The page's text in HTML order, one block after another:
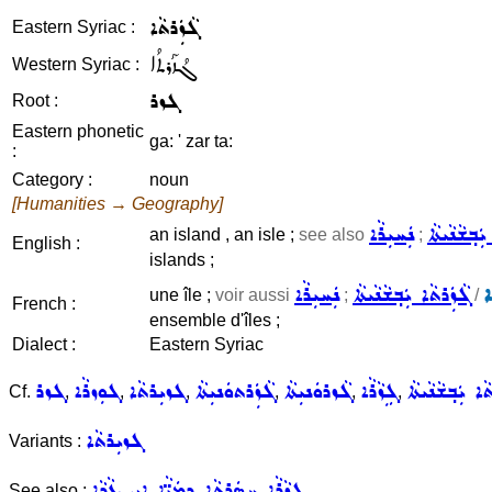
Eastern Syriac : ܓܵܙܲܪܬܵܐ
Western Syriac : ܓܳܙܰܪܬܳܐ
Root : ܓܙܪ
Eastern phonetic
:
ga: ' zar ta:
Category :
noun
[Humanities → Geography]
English : an island , an isle ; see also ܢܲܚܝܼܪܵܐ;
islands ;
French : une île ; voir aussi ܢܲܚܝܼܪܵܐ; ܓܵܙܲܪܬܵܐ ܝܲܒ݂ܫܵܢܵܝܬܵܐ /
ensemble d'îles ;
Dialect :
Eastern Syriac
Cf. ܓܙܪ, ܓܘܼܙܪܵܐ, ܓܙܝܼܪܬܵܐ, ܓܵܙܲܪܬܘܿܢܝܼܬܵܐ, ܓܵܙܪܘܿܢܝܼܬܵܐ, ܓܹܙܵܪܵܐ, ܝܲܒ݂ܫܵܢܵܝܬܵܐ
Variants : ܓܙܝܼܪܬܵܐ